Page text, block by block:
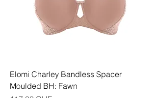
Elomi Charley Bandless Spacer
Moulded BH: Fawn